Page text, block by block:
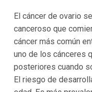
El cáncer de ovario
canceroso que
cáncer más común
uno de los cánceres
posteriores cuando
El riesgo de